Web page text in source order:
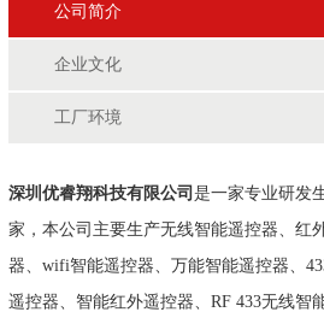
公司简介
企业文化
工厂环境
深圳优睿翔科技有限公司 是一家专业研发
家，本公司主要生产无线智能遥控器、红
器、wifi智能遥控器、万能智能遥控器、
遥控器、智能红外遥控器、RF 433无线智